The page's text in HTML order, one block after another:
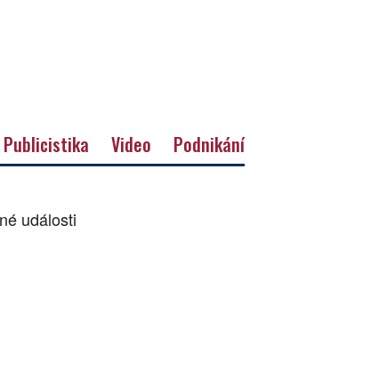
Publicistika Video Podnikání
události